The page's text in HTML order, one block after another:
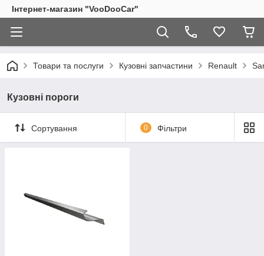
Інтернет-магазин "VooDooCar"
Товари та послуги Кузовні запчастини Renault
Кузовні пороги
Сортування 0 Фільтри